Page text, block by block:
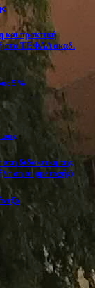
και πρακτική
στα ΤΕΦΑΑ ακαδ.
5%
διδακτική της
συμμετοχής)